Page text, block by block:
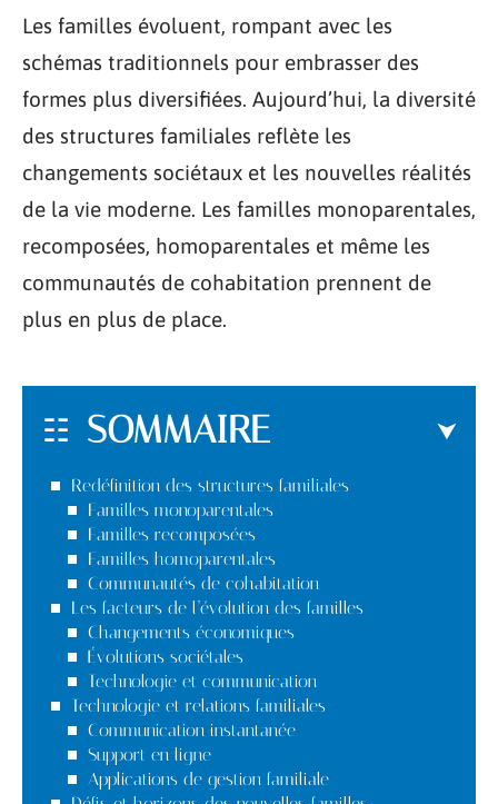
Les familles évoluent, rompant avec les
schémas traditionnels pour embrasser des
formes plus diversifiées. Aujourd’hui, la diversité
des structures familiales reflète les
changements sociétaux et les nouvelles réalités
de la vie moderne. Les familles monoparentales,
recomposées, homoparentales et même les
communautés de cohabitation prennent de
plus en plus de place.
SOMMAIRE
Redéfinition des structures familiales
Familles monoparentales
Familles recomposées
Familles homoparentales
Communautés de cohabitation
Les facteurs de l’évolution des familles
Changements économiques
Évolutions sociétales
Technologie et communication
Technologie et relations familiales
Communication instantanée
Support en ligne
Applications de gestion familiale